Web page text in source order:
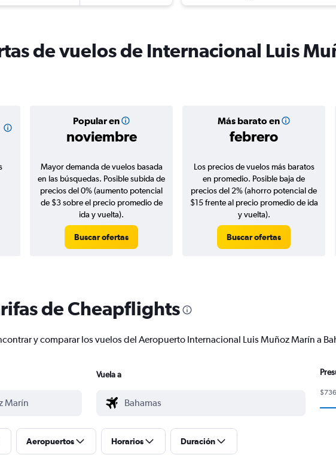
de vuelos de Internacional Luis
Popular en
noviembre
Más barato en
febrero
Mayor demanda de vuelos basada
en las búsquedas. Posible subida de
precios del 0% (aumento potencial
de $3 sobre el precio promedio de
ida y vuelta).
Buscar ofertas
Los precios de vuelos más baratos
en promedio. Posible baja de
precios del 2% (ahorro potencial de
$15 frente al precio promedio de ida
y vuelta).
Buscar ofertas
de Cheapflights
y comparar los vuelos del Aeropuerto Internacional Luis Muñoz Marín a
Vuela a
Aeropuertos Horarios Duración